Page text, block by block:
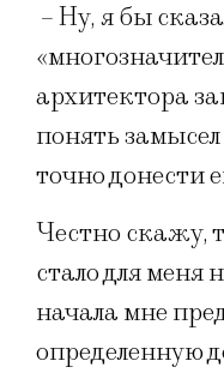
– Ну, я бы
архитектора
понять
точно донести
Честно скажу,
стало для
начала мне
определенную